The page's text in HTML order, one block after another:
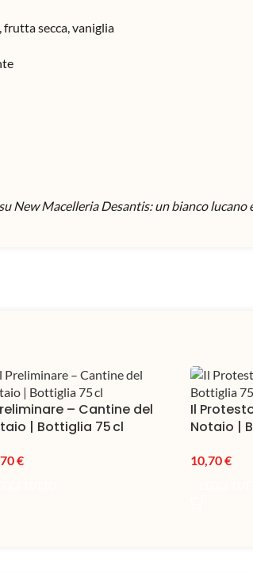
secca, vaniglia
New Macelleria Desantis: un bianco
– Cantine del
| Bottiglia 75 cl
€
Il
Notaio |
10,70€